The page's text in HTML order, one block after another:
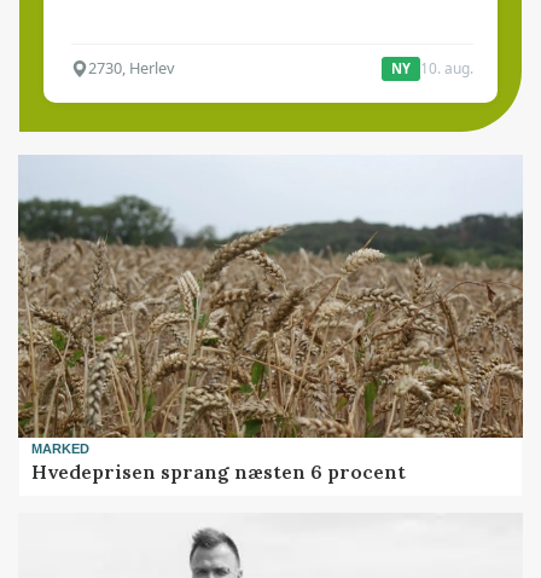
2730, Herlev NY 10. aug.
MARKED
Hvedeprisen sprang næsten 6 procent